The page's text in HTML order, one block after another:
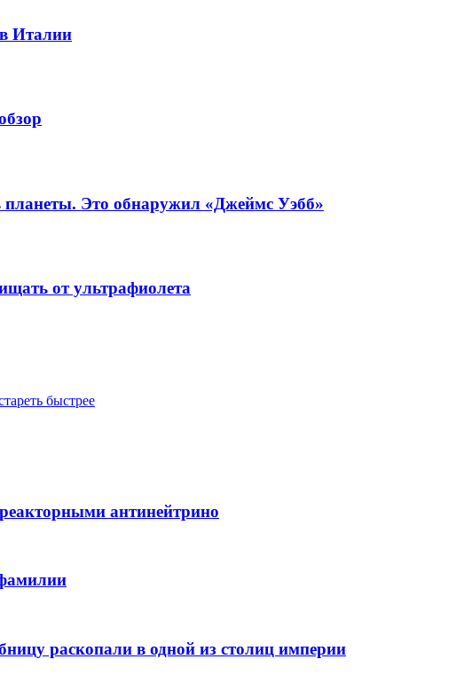
Италии
планеты. Это обнаружил «Джеймс Уэбб»
от ультрафиолета
быстрее
антинейтрино
раскопали в одной из столиц империи